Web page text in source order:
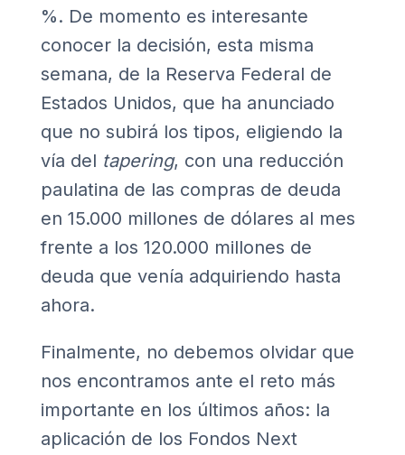
%. De momento es interesante
conocer la decisión, esta misma
semana, de la Reserva Federal de
Estados Unidos, que ha anunciado
que no subirá los tipos, eligiendo la
vía del tapering, con una reducción
paulatina de las compras de deuda
en 15.000 millones de dólares al mes
frente a los 120.000 millones de
deuda que venía adquiriendo hasta
ahora.
Finalmente, no debemos olvidar que
nos encontramos ante el reto más
importante en los últimos años: la
aplicación de los Fondos Next